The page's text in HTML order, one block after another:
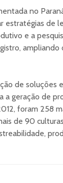
no
estratégias de
e a
ampliando
de soluções
a geração de
foram 258
de 90